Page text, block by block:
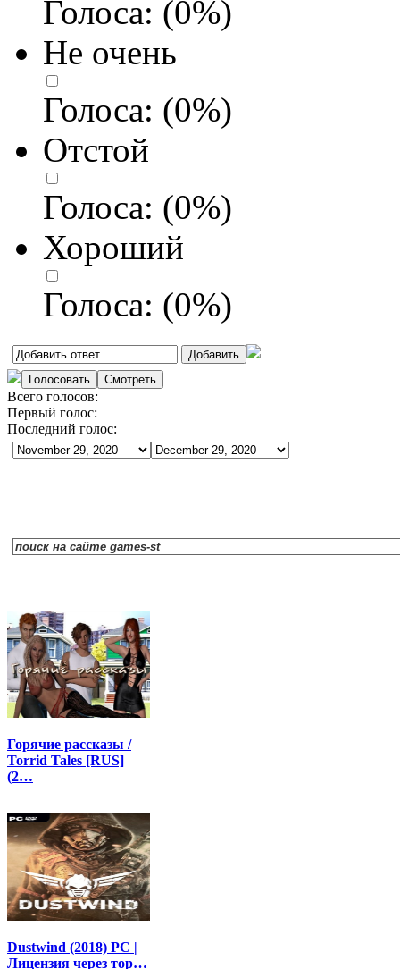
Голоса: (0%)
Не очень
Голоса: (0%)
Отстой
Голоса: (0%)
Хороший
Голоса: (0%)
Всего голосов:
Первый голос:
Последний голос:
Горячие рассказы /
Torrid Tales [RUS]
(2…
Dustwind (2018) PC |
Лицензия через тор…